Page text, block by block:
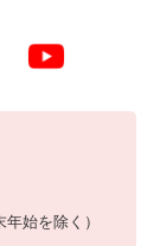
始を除く）